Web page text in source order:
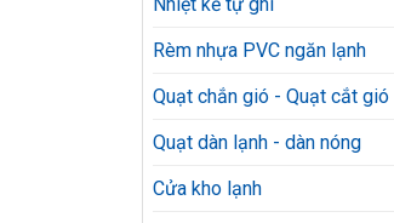
Rèm nhựa PVC ngăn lạnh
Quạt chắn gió - Quạt cắt gió
Quạt dàn lạnh - dàn nóng
Cửa kho lạnh